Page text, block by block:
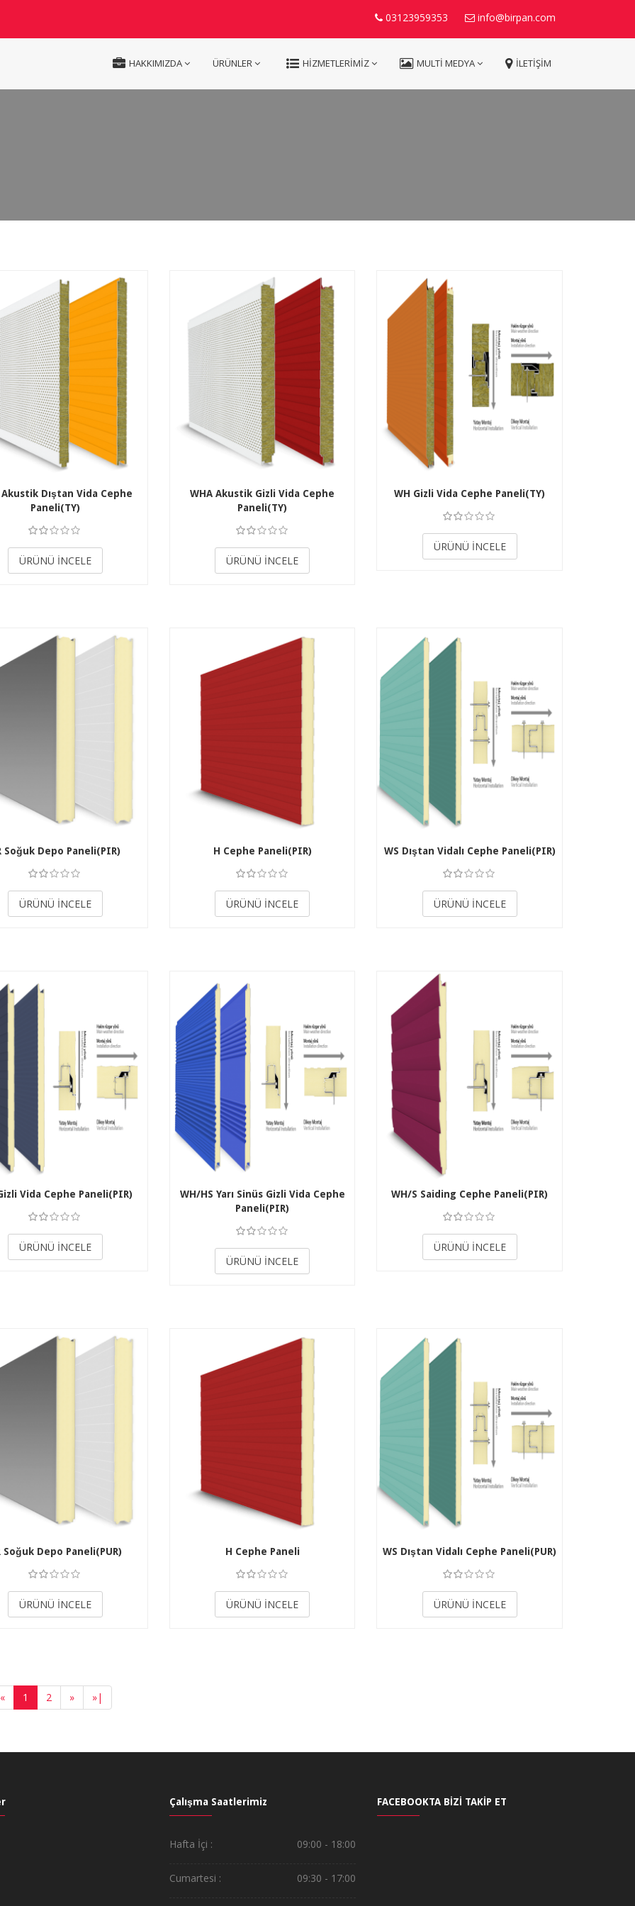
03123959353 info@birpan.com
HAKKIMIZDA ÜRÜNLER HİZMETLERİMİZ MULTİ MEDYA İLETİŞİM
Akustik Dıştan Vida Cephe
Paneli(TY)
3.50
ÜRÜNÜ İNCELE
WHA Akustik Gizli Vida Cephe
Paneli(TY)
3.50
ÜRÜNÜ İNCELE
WH Gizli Vida Cephe Paneli(TY)
3.50
ÜRÜNÜ İNCELE
Soğuk Depo Paneli(PIR)
3.50
ÜRÜNÜ İNCELE
H Cephe Paneli(PIR)
3.50
ÜRÜNÜ İNCELE
WS Dıştan Vidalı Cephe Paneli(PIR)
3.50
ÜRÜNÜ İNCELE
Vida Cephe Paneli(PIR)
3.50
ÜRÜNÜ İNCELE
WH/HS Yarı Sinüs Gizli Vida Cephe
Paneli(PIR)
3.50
ÜRÜNÜ İNCELE
WH/S Saiding Cephe Paneli(PIR)
3.50
ÜRÜNÜ İNCELE
Soğuk Depo Paneli(PUR)
3.50
ÜRÜNÜ İNCELE
H Cephe Paneli
3.50
ÜRÜNÜ İNCELE
WS Dıştan Vidalı Cephe Paneli(PUR)
3.50
ÜRÜNÜ İNCELE
« 1 2 » »|
Çalışma Saatlerimiz
Hafta İçi : 09:00 - 18:00
Cumartesi : 09:30 - 17:00
FACEBOOKTA BİZİ TAKİP ET